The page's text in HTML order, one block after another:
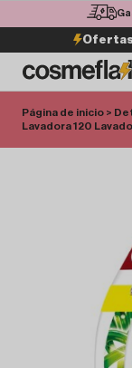
Página de inicio >
Lavadora 120